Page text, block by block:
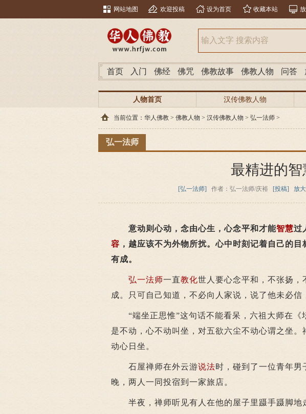
网站地图 欢迎投稿 设为首页 收藏本站
首页 入门 佛经 佛咒 佛教故事 佛教人物 问答
人物首页 汉传佛教人物
当前位置： 华人佛教 > 佛教人物 > 汉传佛教人物 > 弘一法师 >
弘一法师
最精进的智
[弘一法师] 作者：弘一法师/庆裕 [投稿] 放
意动则心动，念由心生，心念平和才能智慧过
容 ，越应该不为外物所扰。心中时刻记着自己的目
有成。
弘一法师一直教化世人要心念平和，不张扬，
成。只可自己知道，不必向人家说，说了他未必信
“端坐正思惟”这句话不能看呆，六祖大师在《
是不动，心不动叫坐，对五欲六尘不动心谓之坐
动心日坐。
石屋禅师在外云游说法时，碰到了一位青年男
晚，两人一同投宿到一家旅店。
半夜，禅师听见有人在他的屋子里蹑手蹑脚地